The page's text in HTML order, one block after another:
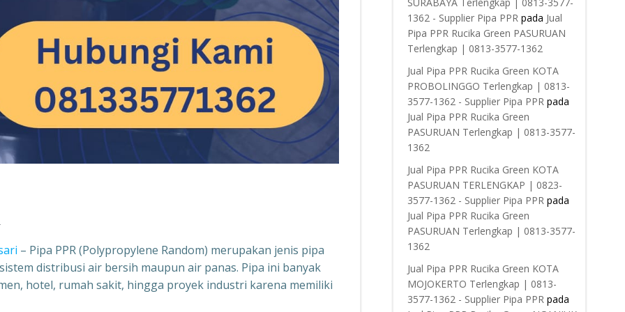
– Pipa PPR (Polypropylene Random) merupakan jenis pipa
distribusi air bersih maupun air panas. Pipa ini banyak
hotel, rumah sakit, hingga proyek industri karena memiliki
1362 - Supplier Pipa PPRpada Jual
Pipa PPR Rucika Green PASURUAN
Terlengkap | 0813-3577-1362
Jual Pipa PPR Rucika Green KOTA
PROBOLINGGO Terlengkap | 0813-
3577-1362 - Supplier Pipa PPRpada
Jual Pipa PPR Rucika Green
PASURUAN Terlengkap | 0813-3577-
1362
Jual Pipa PPR Rucika Green KOTA
PASURUAN TERLENGKAP | 0823-
3577-1362 - Supplier Pipa PPRpada
Jual Pipa PPR Rucika Green
PASURUAN Terlengkap | 0813-3577-
1362
Jual Pipa PPR Rucika Green KOTA
MOJOKERTO Terlengkap | 0813-
3577-1362 - Supplier Pipa PPRpada